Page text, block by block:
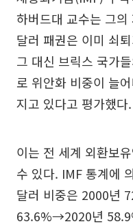
하버드대 교수는 그의
달러 패권은 이미 쇠
그 대신 브릭스 국가
로 위안화 비중이 늘
지고 있다고 평가했다.
이는 전 세계 외환보
수 있다. IMF 통계에
달러 비중은 2000년
63.6%→2020년